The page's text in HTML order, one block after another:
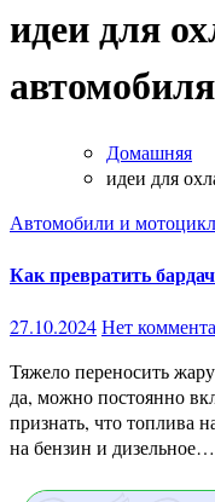
идеи для
автомобиля
Домашняя
идеи для
Автомобили и
Как превратить
27.10.2024Нет
Тяжело переносить жару, когда находишься в машине. Так что
да, можно постоянно
признать, что топлива
на бензин и дизельное…